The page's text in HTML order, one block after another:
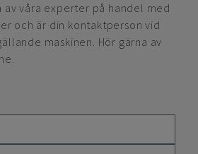
av våra experter på handel med
och är din kontaktperson vid
maskinen. Hör gärna av